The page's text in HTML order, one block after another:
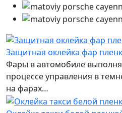
Защитная оклейка фар
Фары в автомобиле
процессе управления в
на фарах…